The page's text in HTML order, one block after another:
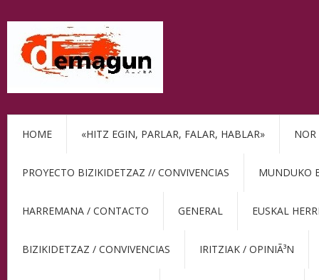
HOME «HITZ EGIN, PARLAR, FALAR, HABLAR» NOR
PROYECTO BIZIKIDETZAZ // CONVIVENCIAS MUNDUKO
HARREMANA / CONTACTO GENERAL EUSKAL
BIZIKIDETZAZ / CONVIVENCIAS IRITZIAK / OPINIÃ³N